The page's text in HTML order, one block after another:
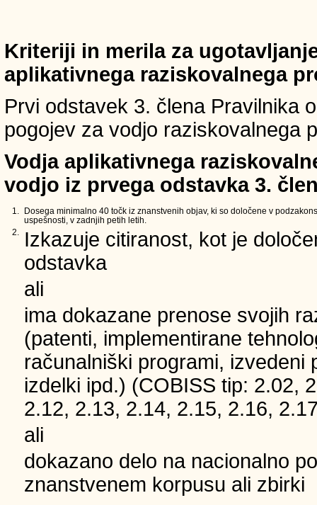
Kriteriji in merila za
aplikativnega raziskovalnega
Prvi odstavek 3. člena Pravilnika
pogojev za vodjo raziskovalnega
Vodja aplikativnega
vodjo iz prvega odstavka 3.
1.
Dosega minimalno 40 točk iz znanstvenih objav, ki so določene v
uspešnosti, v zadnjih petih letih.
2.
Izkazuje citiranost, kot je
odstavka
ali
ima dokazane prenose svojih
(patenti, implementirane
računalniški programi, izvedeni
izdelki ipd.) (COBISS tip: 2.02,
2.12, 2.13, 2.14, 2.15, 2.16,
ali
dokazano delo na nacionalno
znanstvenem korpusu ali zbirki